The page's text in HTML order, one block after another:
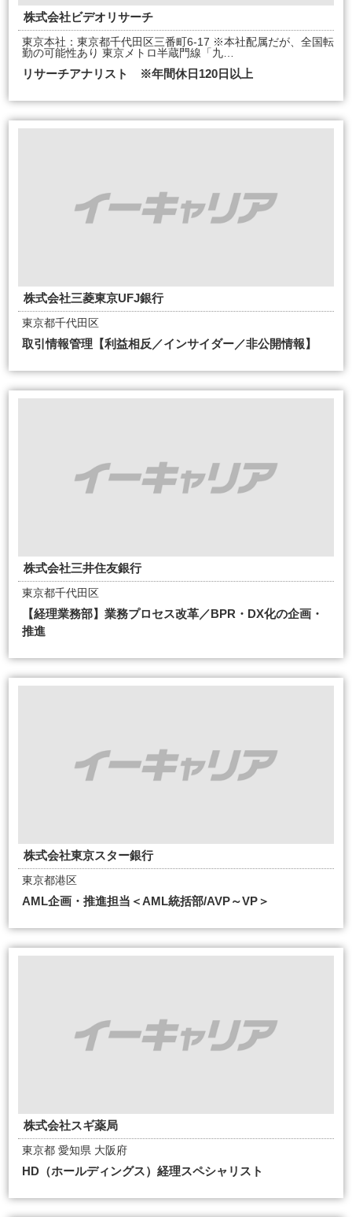
株式会社ビデオリサーチ
東京本社：東京都千代田区三番町6-17 ※本社配属だが、全国転
勤の可能性あり 東京メトロ半蔵門線「九…
リサーチアナリスト ※年間休日120日以上
株式会社三菱東京UFJ銀行
東京都千代田区
取引情報管理【利益相反／インサイダー／非公開情報】
株式会社三井住友銀行
東京都千代田区
【経理業務部】業務プロセス改革／BPR・DX化の企画・
推進
株式会社東京スター銀行
東京都港区
AML企画・推進担当＜AML統括部/AVP～VP＞
株式会社スギ薬局
東京都 愛知県 大阪府
HD（ホールディングス）経理スペシャリスト